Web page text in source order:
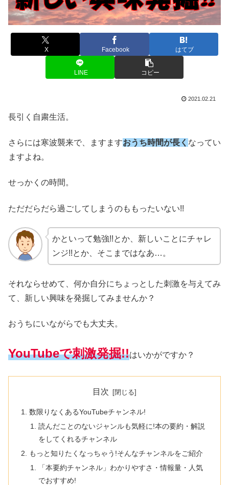
X Facebook はてブ
LINE コピー
2021.02.21
長引く自粛生活。
さらには寒波襲来で、ますますおうち時間が長く なってい
ますよね。
せっかくの時間。
ただだらだら過ごしてしまうのももったいない!!
かといって勉強!!とか、新しいことにチャレ
ンジ!!とか、そこまではなあ…。
それならせめて、何か自分にちょっとした刺激を与えてみ
て、新しい興味を発掘してみませんか？
おうちにいながらでも大丈夫。
YouTubeで刺激発掘!!はいかがですか？
目次
数限りなくあるYouTubeチャンネル!
読んだことのないジャンルも気軽に!本の要約・解説
をしてくれるチャンネル
もっと知りたくなっちゃう!そんなチャンネルをご紹介
「本要約チャンネル」わかりやすさ・情報量・人気
でおすすめ!